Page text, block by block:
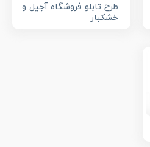
طرح تابلو فروشگاه آجیل و
خشکبار